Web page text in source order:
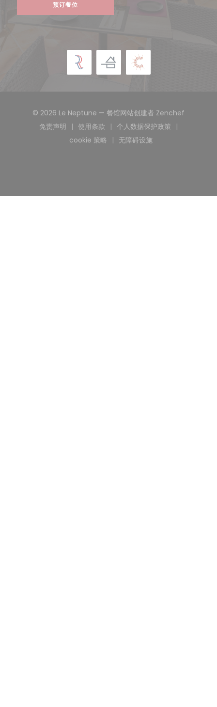
预订餐位
© 2026 Le Neptune — 餐馆网站创建者 Zenchef
免责声明
((在新窗口中打开))
使用条款
((在新窗口中打开))
个人数据保护政策
((在新窗口中打开))
cookie 策略
((在新窗口中打开))
无障碍设施
((在新窗口中打开))